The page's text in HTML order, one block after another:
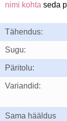
nimi kohta seda
Tähendus:
Sugu:
Päritolu:
Variandid:
Sama hääldus